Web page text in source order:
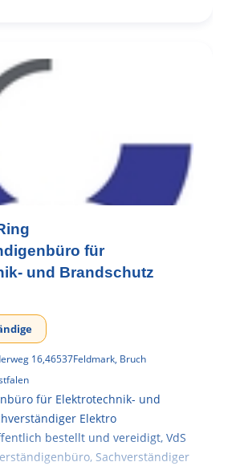
für
und Brandschutz
16,46537Feldmark, Bruch
für Elektrotechnik- und
Elektro
bestellt und vereidigt, VdS
Sachverständiger